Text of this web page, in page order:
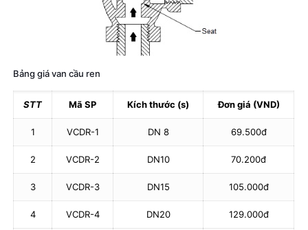
Bảng giá van cầu ren
STT Mã SP Kích thước (s) Đơn giá (VND)
1 VCDR-1 DN 8 69.500đ
2 VCDR-2 DN10 70.200đ
3 VCDR-3 DN15 105.000đ
4 VCDR-4 DN20 129.000đ